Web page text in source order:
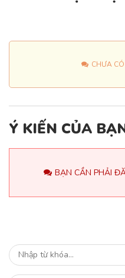
CHƯA
Ý KIẾN CỦA
BẠN CẦN PHẢI